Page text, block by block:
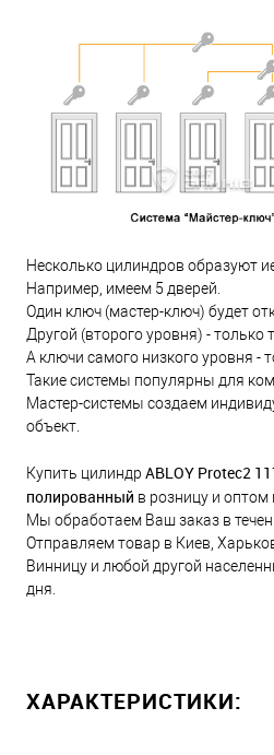
Несколько цилиндров образуют
Например, имеем 5 дверей.
Один ключ (мастер-ключ) будет
Другой (второго уровня) - только
А ключи самого низкого уровня -
Такие системы популярны для
Мастер-системы создаем
объект.
Купить цилиндр ABLOY Protec2
полированный в розницу и
Мы обработаем Ваш заказ в
Отправляем товар в Киев,
Винницу и любой другой
дня.
ХАРАКТЕРИСТИКИ: